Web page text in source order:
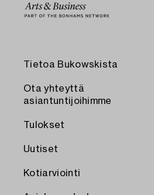
Tietoa Bukowskista
Ota yhteyttä
asiantuntijoihimme
Tulokset
Uutiset
Kotiarviointi